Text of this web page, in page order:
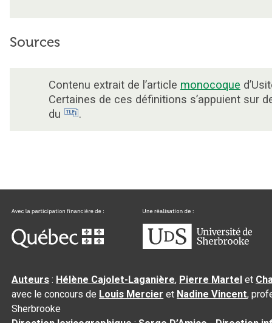
Sources
Contenu extrait de l’article monocoque
Certaines de ces définitions s’appuient sur
du
.
Auteurs : Hélène Cajolet-Laganière, Pierre Martel et
avec le concours de Louis Mercier et Nadine Vincent,
Sherbrooke